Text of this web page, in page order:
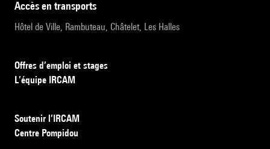
accès en transports
Hôtel de Ville, Rambuteau, Châtelet, Les Halles
Offres d’emploi et stages
L’équipe IRCAM
Soutenir l’IRCAM
Centre Pompidou